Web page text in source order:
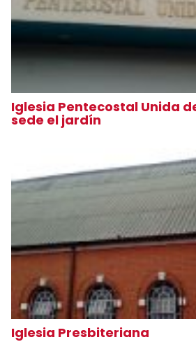
Iglesia Pentecostal Unida
sede el jardín
Iglesia Presbiteriana